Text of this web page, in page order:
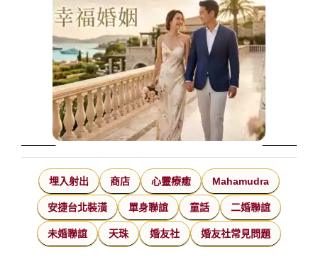
埋入射出 商店 心靈療癒 Mahamudra
安捷台北裝潢 單身聯誼 童話 二婚聯誼
未婚聯誼 天珠 婚友社 婚友社常見問題